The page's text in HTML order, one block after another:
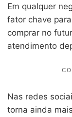
Em qualquer
fator chave
comprar no
atendimento
Nas redes
torna ainda